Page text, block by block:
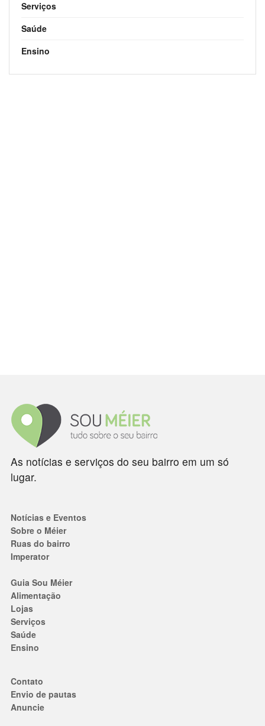
Serviços
Saúde
Ensino
As notícias e serviços do seu bairro em um só
lugar.
Notícias e Eventos
Sobre o Méier
Ruas do bairro
Imperator
Guia Sou Méier
Alimentação
Lojas
Serviços
Saúde
Ensino
Contato
Envio de pautas
Anuncie